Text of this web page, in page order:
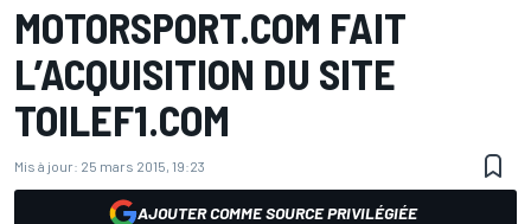
MOTORSPORT.COM FAIT
L’ACQUISITION DU SITE
TOILEF1.COM
Mis à jour: 25 mars 2015, 19:23
AJOUTER COMME SOURCE PRIVILÉGIÉE